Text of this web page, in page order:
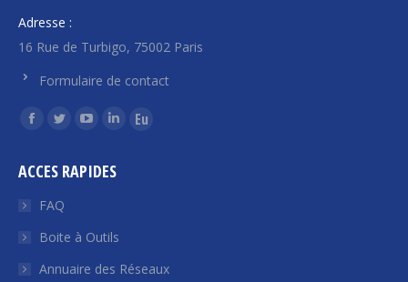
Adresse :
16 Rue de Turbigo, 75002 Paris
Formulaire de contact
Trouvez nous sur :
La
Facebook
s'ouvre
une
nouvelle
La
Twitter
s'ouvre
une
nouvelle
La
YouTube
une
nouvelle
La
LinkedIn
une
nouvelle
La
nouvelle
ACCES RAPIDES
FAQ
Boite à Outils
Annuaire des Réseaux